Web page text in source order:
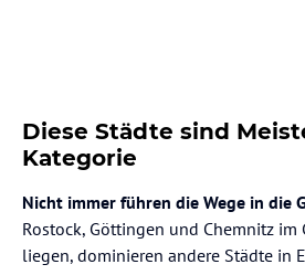
Diese Städte sind
Kategorie
Nicht immer führen die Wege in die
Rostock, Göttingen und Chemnitz im
liegen, dominieren andere Städte in